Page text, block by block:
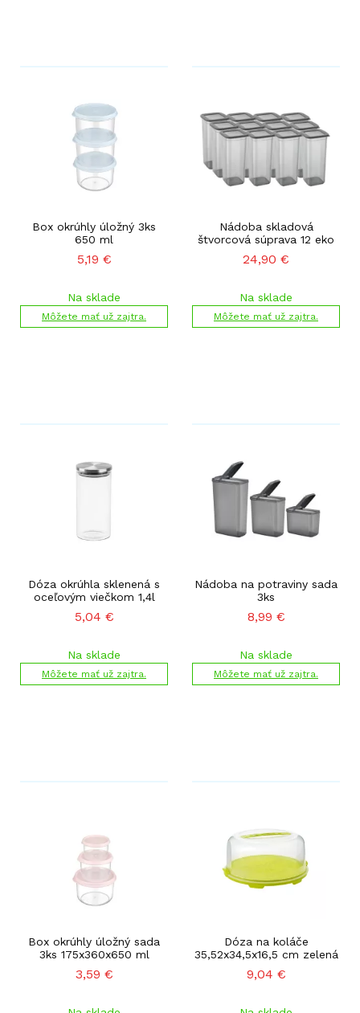
Box okrúhly úložný 3ks
650 ml
5,19 €
Na sklade
Môžete mať už zajtra.
Nádoba skladová
štvorcová súprava 12 eko
24,90 €
Na sklade
Môžete mať už zajtra.
Dóza okrúhla sklenená s
oceľovým viečkom 1,4l
5,04 €
Na sklade
Môžete mať už zajtra.
Nádoba na potraviny sada
3ks
8,99 €
Na sklade
Môžete mať už zajtra.
Box okrúhly úložný sada
3ks 175x360x650 ml
3,59 €
Dóza na koláče
35,52x34,5x16,5 cm zelená
9,04 €